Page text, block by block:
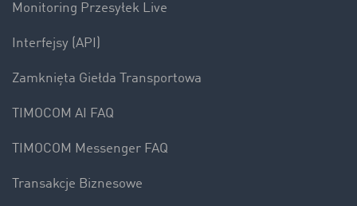
Monitoring Przesyłek Live
Interfejsy (API)
Zamknięta Giełda Transportowa
TIMOCOM AI FAQ
TIMOCOM Messenger FAQ
Transakcje Biznesowe